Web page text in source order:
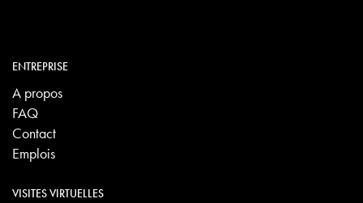
ENTREPRISE
A propos
FAQ
Contact
Emplois
VISITES VIRTUELLES